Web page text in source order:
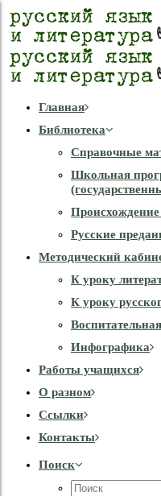
Главная
Библиотека
Справочные
Школьная
Происхождение
Русские
Методический
К уроку
К уроку
Инфографика
Работы учащихся
О разном
Cсылки
Контакты
Поиск